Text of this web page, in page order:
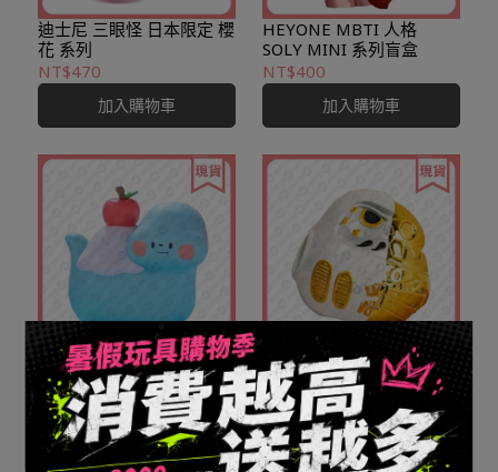
迪士尼 三眼怪 日本限定 櫻
花 系列
NT$470
加入購物車
HEYONE MBTI 人格
SOLY MINI 系列盲盒
NT$400
加入購物車
TOYZERO+ 吃貨恐龍 可愛
加倍 系列盲盒
NT$320
加入購物車
TOYZERO+ 機械達摩 第一
代 系列盲盒
NT$280
加入購物車